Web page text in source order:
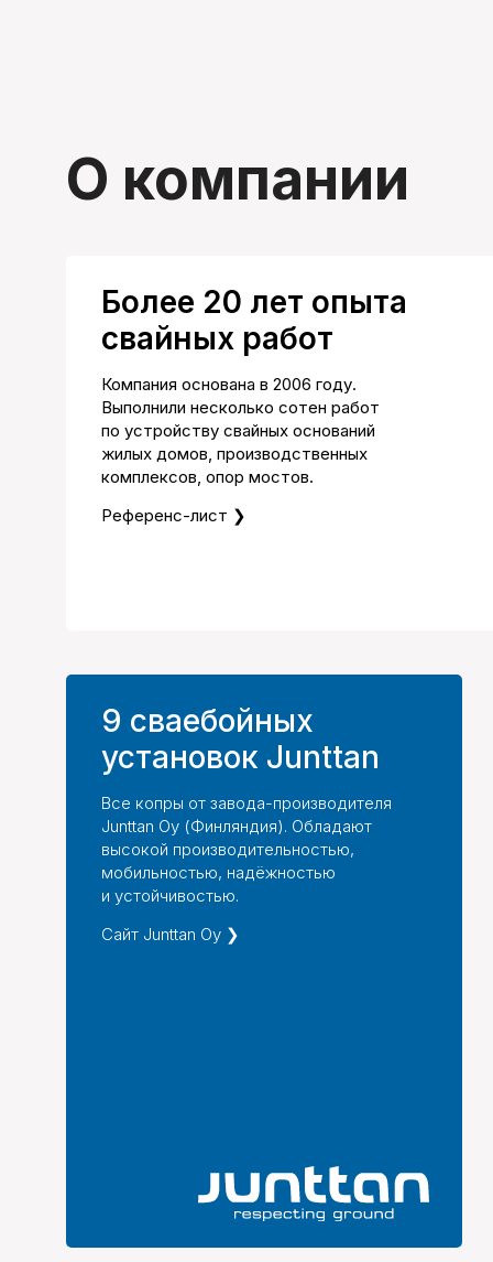
О компании
Более 20 лет опыта
свайных работ
Компания основана в 2006 году.
Выполнили несколько сотен работ
по устройству свайных оснований
жилых домов, производственных
комплексов, опор мостов.
Референс-лист ❯
9 сваебойных
установок Junttan
Все копры от завода-производителя
Junttan Oy (Финляндия). Обладают
высокой производительностью,
мобильностью, надёжностью
и устойчивостью.
Сайт Junttan Oy ❯